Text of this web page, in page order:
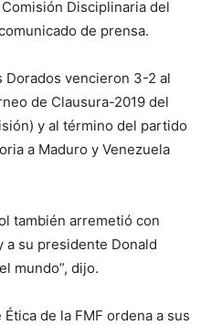
Comisión Disciplinaria del
de prensa.
Dorados vencieron 3-2 al
de Clausura-2019 del
y al término del partido
a Maduro y Venezuela
también arremetió con
a su presidente Donald
mundo”, dijo.
de la FMF ordena a sus